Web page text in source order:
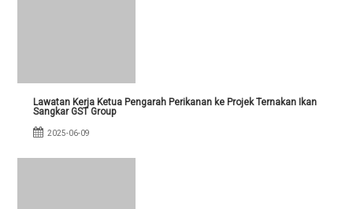
Lawatan Kerja Ketua Pengarah Perikanan ke Projek Ternakan Ikan
Sangkar GST Group
2025-06-09